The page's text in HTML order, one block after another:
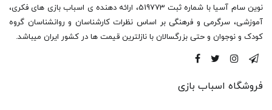
نوین سام آسیا با شماره ثبت 519773، ارائه دهنده ی اسباب بازی های فکری،
آموزشی، سرگرمی و فرهنگی بر اساس نظرات کارشناسان و روانشناسان گروه
کودک و نوجوان و حتی بزرگسالان با نازلترین قیمت ها در کشور ایران میباشد.
فروشگاه اسباب بازی